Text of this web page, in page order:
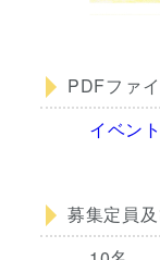
PDFファ
イベン
募集定員